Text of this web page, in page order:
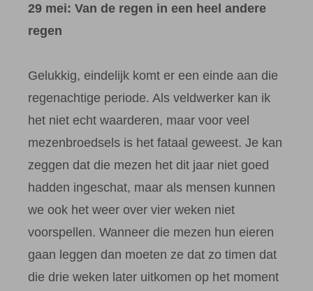
29 mei: Van de regen in een heel andere
regen
Gelukkig, eindelijk komt er een einde aan die
regenachtige periode. Als veldwerker kan ik
het niet echt waarderen, maar voor veel
mezenbroedsels is het fataal geweest. Je kan
zeggen dat die mezen het dit jaar niet goed
hadden ingeschat, maar als mensen kunnen
we ook het weer over vier weken niet
voorspellen. Wanneer die mezen hun eieren
gaan leggen dan moeten ze dat zo timen dat
die drie weken later uitkomen op het moment